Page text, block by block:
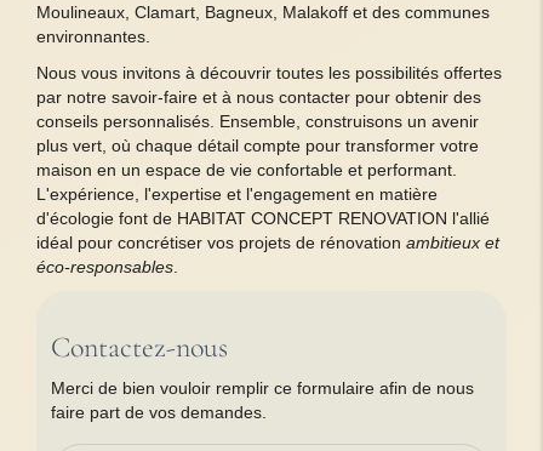
Moulineaux, Clamart, Bagneux, Malakoff et des communes
environnantes.
Nous vous invitons à découvrir toutes les possibilités offertes
par notre savoir-faire et à nous contacter pour obtenir des
conseils personnalisés. Ensemble, construisons un avenir
plus vert, où chaque détail compte pour transformer votre
maison en un espace de vie confortable et performant.
L'expérience, l'expertise et l'engagement en matière
d'écologie font de HABITAT CONCEPT RENOVATION l'allié
idéal pour concrétiser vos projets de rénovation ambitieux et
éco-responsables
Contactez-nous
Merci de bien vouloir remplir ce formulaire afin de nous
faire part de vos demandes.